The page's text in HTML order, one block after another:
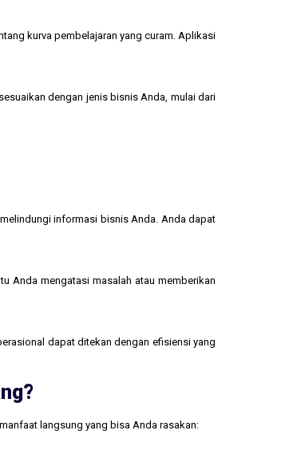
kurva pembelajaran yang curam. Aplikasi
dengan jenis bisnis Anda, mulai dari
informasi bisnis Anda. Anda dapat
Anda mengatasi masalah atau memberikan
dapat ditekan dengan efisiensi yang
langsung yang bisa Anda rasakan: